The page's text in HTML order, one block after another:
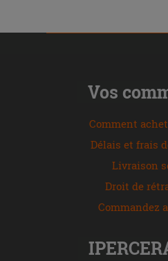
Vos
Comment
Délais et frais
Livraison
Droit de
Commandez